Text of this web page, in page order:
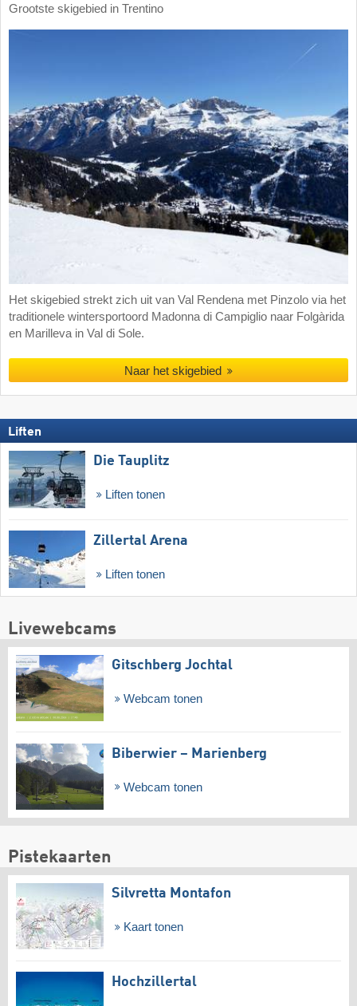
Grootste skigebied in Trentino
Het skigebied strekt zich uit van Val Rendena met Pinzolo via het
traditionele wintersportoord Madonna di Campiglio naar Folgàrida
en Marilleva in Val di Sole.
Naar het skigebied
Liften
Die Tauplitz
Liften tonen
Zillertal Arena
Liften tonen
Livewebcams
Gitschberg Jochtal
Webcam tonen
Biberwier – Marienberg
Webcam tonen
Pistekaarten
Silvretta Montafon
Kaart tonen
Hochzillertal